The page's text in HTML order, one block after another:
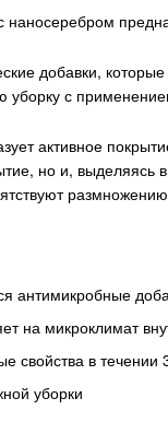
наносеребром
добавки,
уборку с
активное
но и, выделяясь
антимикробные
на микроклимат
свойства в течении
уборки